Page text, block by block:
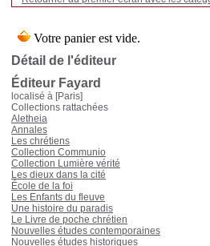
Détail de l'éditeur
Éditeur Fayard
localisé à [Paris]
Collections rattachées
Aletheia
Annales
Les chrétiens
Collection Communio
Collection Lumière vérité
Les dieux dans la cité
École de la foi
Les Enfants du fleuve
Une histoire du paradis
Le Livre de poche chrétien
Nouvelles études contemporaines
Nouvelles études historiques